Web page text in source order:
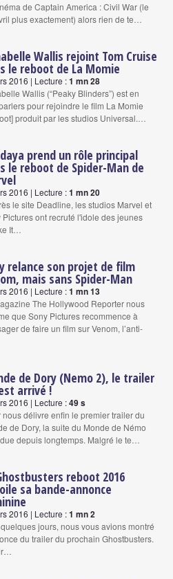
de Captain America : Civil War (le
plus exactement) alors rien de te…
Wallis rejoint Tom Cruise
le reboot de La Momie
2016 | Lecture :1 mn 28
Wallis (“Peaky Blinders”) est en
pour rejoindre le film La Momie
produit par les studios Universal.…
prend un rôle principal
le reboot de Spider-Man de
2016 | Lecture :1 mn 20
le site Deadline, les studios Marvel et
Pictures ont recruté l'idole des jeunes
It…
relance son projet de film
mais sans Spider-Man
2016 | Lecture :1 mn 13
The Hollywood Reporter nous
que Sony Pictures recommence à
de faire un film sur Venom, l’anti-
de Dory (Nemo 2), le trailer
arrivé !
2016 | Lecture :49 s
nous délivre enfin le premier trailer du
de Dory, la suite du Monde de Némo
depuis longtemps. Malgré le te…
reboot 2016
sa bande-annonce
2016 | Lecture :1 mn 2
jours, nous vous avions montré
du trailer du prochain Ghostbusters.